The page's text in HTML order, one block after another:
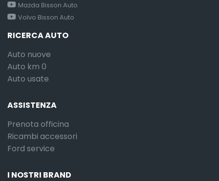
Mazda Bisson Auto
Volvo Bisson Auto
RICERCA AUTO
Auto nuove
Auto km 0
Auto usate
ASSISTENZA
Prenota officina
Ricambi accessori
Ford service
I NOSTRI BRAND